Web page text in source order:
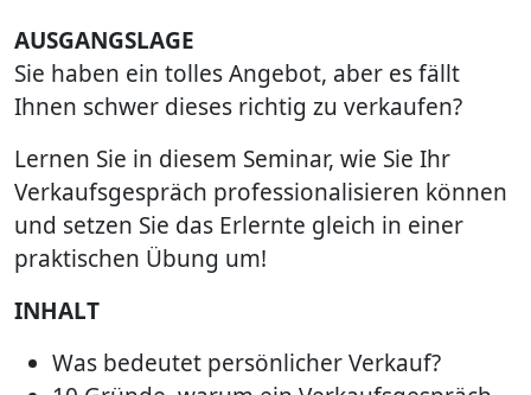
AUSGANGSLAGE
Sie haben ein tolles Angebot, aber es fällt
Ihnen schwer dieses richtig zu verkaufen?
Lernen Sie in diesem Seminar, wie Sie Ihr
Verkaufsgespräch professionalisieren können
und setzen Sie das Erlernte gleich in einer
praktischen Übung um!
INHALT
Was bedeutet persönlicher Verkauf?